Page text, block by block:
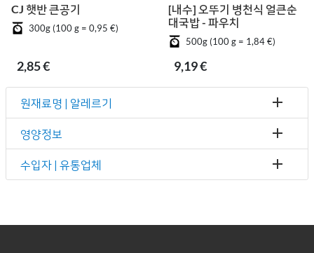
CJ 햇반 큰공기
300g (100 g = 0,95 €)
2,85 €
[내수] 오뚜기 병천식 얼큰순
대국밥 - 파우치
500g (100 g = 1,84 €)
9,19 €
원재료명 | 알레르기
영양정보
수입자 | 유통업체